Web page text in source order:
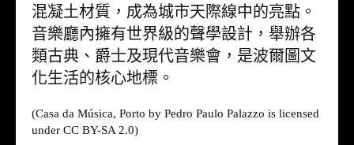
混凝土材質，成為城市天際線中的亮點。
音樂廳內擁有世界級的聲學設計，舉辦各
類古典、爵士及現代音樂會，是波爾圖文
化生活的核心地標。
(Casa da Música, Porto by Pedro Paulo Palazzo is licensed
under CC BY-SA 2.0)